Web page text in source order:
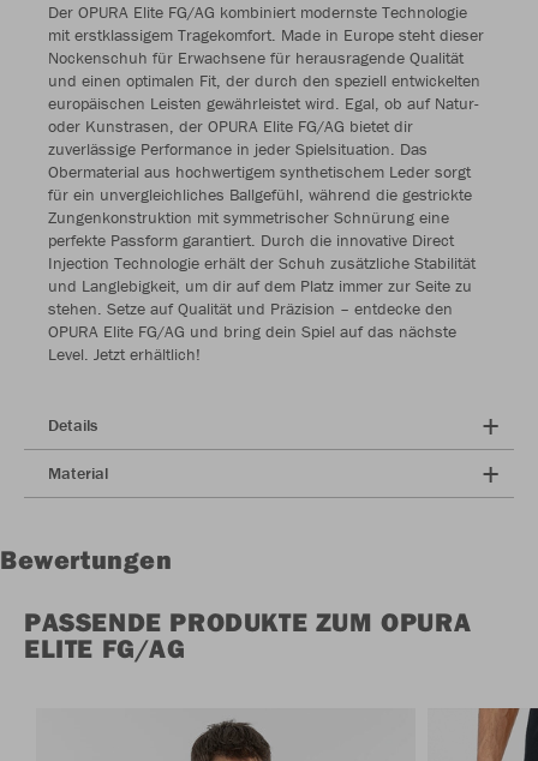
Der OPURA Elite FG/AG kombiniert modernste Technologie
mit erstklassigem Tragekomfort. Made in Europe steht dieser
Nockenschuh für Erwachsene für herausragende Qualität
und einen optimalen Fit, der durch den speziell entwickelten
europäischen Leisten gewährleistet wird. Egal, ob auf Natur-
oder Kunstrasen, der OPURA Elite FG/AG bietet dir
zuverlässige Performance in jeder Spielsituation. Das
Obermaterial aus hochwertigem synthetischem Leder sorgt
für ein unvergleichliches Ballgefühl, während die gestrickte
Zungenkonstruktion mit symmetrischer Schnürung eine
perfekte Passform garantiert. Durch die innovative Direct
Injection Technologie erhält der Schuh zusätzliche Stabilität
und Langlebigkeit, um dir auf dem Platz immer zur Seite zu
stehen. Setze auf Qualität und Präzision – entdecke den
OPURA Elite FG/AG und bring dein Spiel auf das nächste
Level. Jetzt erhältlich!
Details
Material
Bewertungen
PASSENDE PRODUKTE ZUM OPURA
ELITE FG/AG